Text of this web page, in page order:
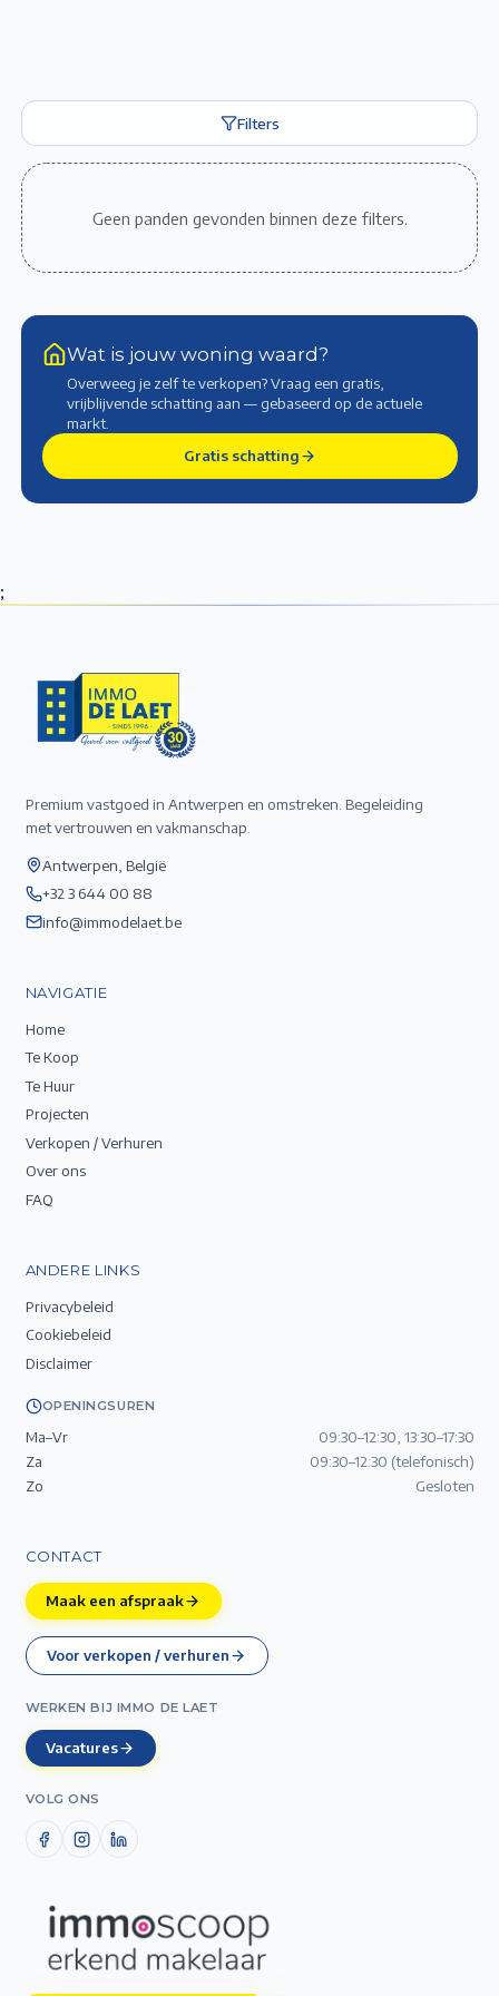
Filters
Geen panden gevonden binnen deze filters.
Wat is jouw woning waard?
Overweeg je zelf te verkopen? Vraag een gratis,
vrijblijvende schatting aan — gebaseerd op de actuele
markt.
Gratis schatting
;
Premium vastgoed in Antwerpen en omstreken. Begeleiding
met vertrouwen en vakmanschap.
Antwerpen, België
+32 3 644 00 88
info@immodelaet.be
NAVIGATIE
Home
Te Koop
Te Huur
Projecten
Verkopen / Verhuren
Over ons
FAQ
ANDERE LINKS
Privacybeleid
Cookiebeleid
Disclaimer
OPENINGSUREN
Ma–Vr
09:30–12:30, 13:30–17:30
Za
09:30–12:30 (telefonisch)
Zo
Gesloten
CONTACT
Maak een afspraak
Voor verkopen / verhuren
WERKEN BIJ IMMO DE LAET
Vacatures
VOLG ONS